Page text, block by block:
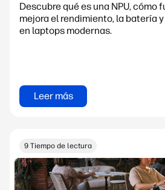
Descubre qué es una NPU, cómo
mejora el rendimiento, la batería
en laptops modernas.
Leer más
9 Tiempo de lectura